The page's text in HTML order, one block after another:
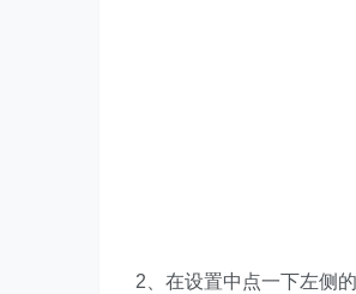
2、在设置中点一下左侧的